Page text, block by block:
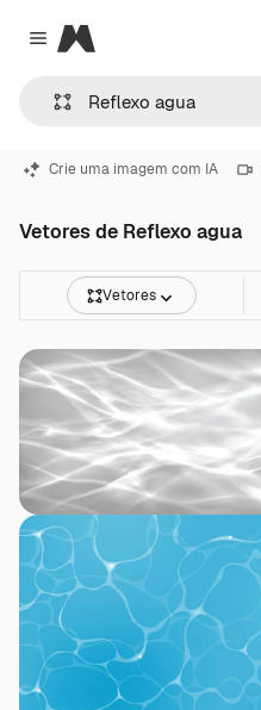
Close menu
Magnific
Crie uma imagem com IA
Vetores de Reflexo agua
Vetores